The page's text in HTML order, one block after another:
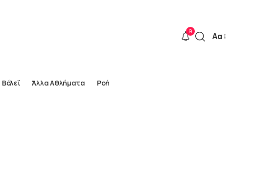
9
Font
Αα
Βόλεϊ Άλλα Αθλήματα Ροή